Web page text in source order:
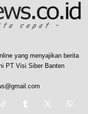
yang menyajikan berita
PT Visi Siber Banten